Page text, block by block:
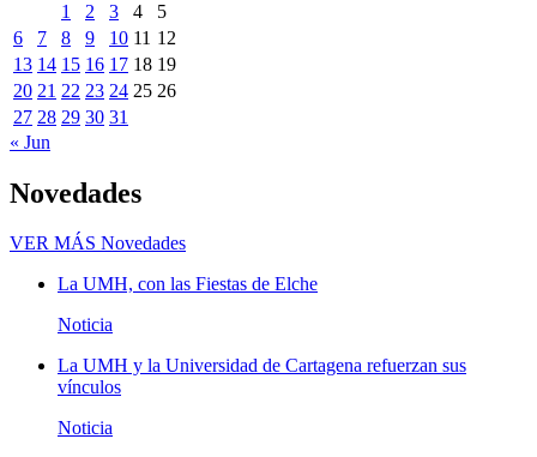
1
2 3 4
5
6
7 8 9 10 11 12
13 14 15 16 17 18 19
20 21 22 23 24 25 26
27 28 29 30 31
« Jun
Novedades
VER MÁS Novedades
La UMH, con las Fiestas de Elche
Noticia
La UMH y la Universidad de Cartagena refuerzan sus
vínculos
Noticia